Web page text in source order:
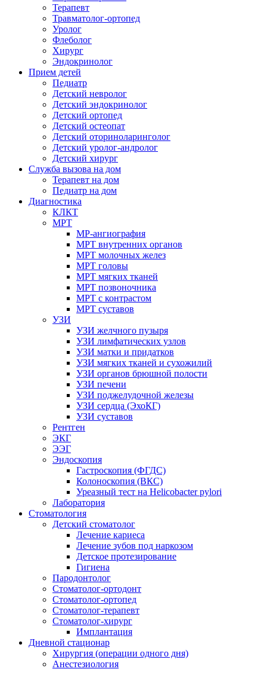
Терапевт
Травматолог-ортопед
Уролог
Флеболог
Хирург
Эндокринолог
Прием детей
Педиатр
Детский невролог
Детский эндокринолог
Детский ортопед
Детский остеопат
Детский оториноларинголог
Детский уролог-андролог
Детский хирург
Служба вызова на дом
Терапевт на дом
Педиатр на дом
Диагностика
КЛКТ
МРТ
МР-ангиография
МРТ внутренних органов
МРТ молочных желез
МРТ головы
МРТ мягких тканей
МРТ позвоночника
МРТ с контрастом
МРТ суставов
УЗИ
УЗИ желчного пузыря
УЗИ лимфатических узлов
УЗИ матки и придатков
УЗИ мягких тканей и сухожилий
УЗИ органов брюшной полости
УЗИ печени
УЗИ поджелудочной железы
УЗИ сердца (ЭхоКГ)
УЗИ суставов
Рентген
ЭКГ
ЭЭГ
Эндоскопия
Гастроскопия (ФГДС)
Колоноскопия (ВКС)
Уреазный тест на Helicobacter pylori
Лаборатория
Стоматология
Детский стоматолог
Лечение кариеса
Лечение зубов под наркозом
Детское протезирование
Гигиена
Пародонтолог
Стоматолог-ортодонт
Стоматолог-ортопед
Стоматолог-терапевт
Стоматолог-хирург
Имплантация
Дневной стационар
Хирургия (операции одного дня)
Анестезиология